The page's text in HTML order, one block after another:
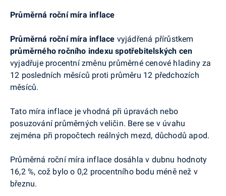
Průměrná roční míra inflace
Průměrná roční míra inflace vyjádřená přírůstkem
průměrného ročního indexu spotřebitelských cen
vyjadřuje procentní změnu průměrné cenové hladiny za
12 posledních měsíců proti průměru 12 předchozích
měsíců.
Tato míra inflace je vhodná při úpravách nebo
posuzování průměrných veličin. Bere se v úvahu
zejména při propočtech reálných mezd, důchodů apod.
Průměrná roční míra inflace dosáhla v dubnu hodnoty
16,2 %, což bylo o 0,2 procentního bodu méně než v
březnu.